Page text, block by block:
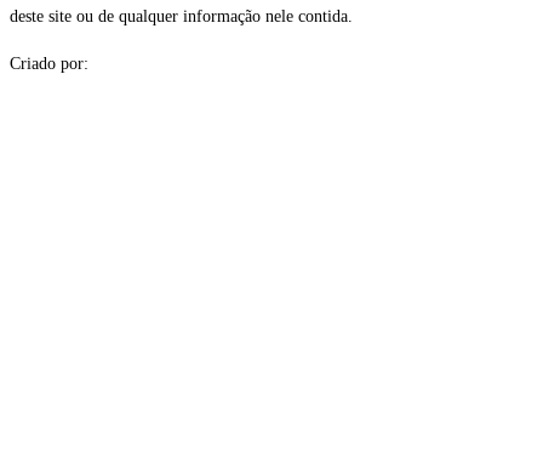
deste site ou de qualquer informação nele contida.
Criado por: